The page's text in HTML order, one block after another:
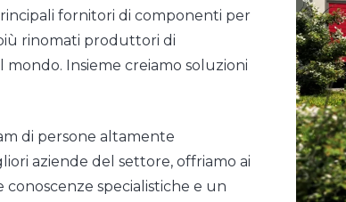
fornitori di componenti per
rinomati produttori di
Insieme creiamo soluzioni
di persone altamente
aziende del settore, offriamo ai
specialistiche e un